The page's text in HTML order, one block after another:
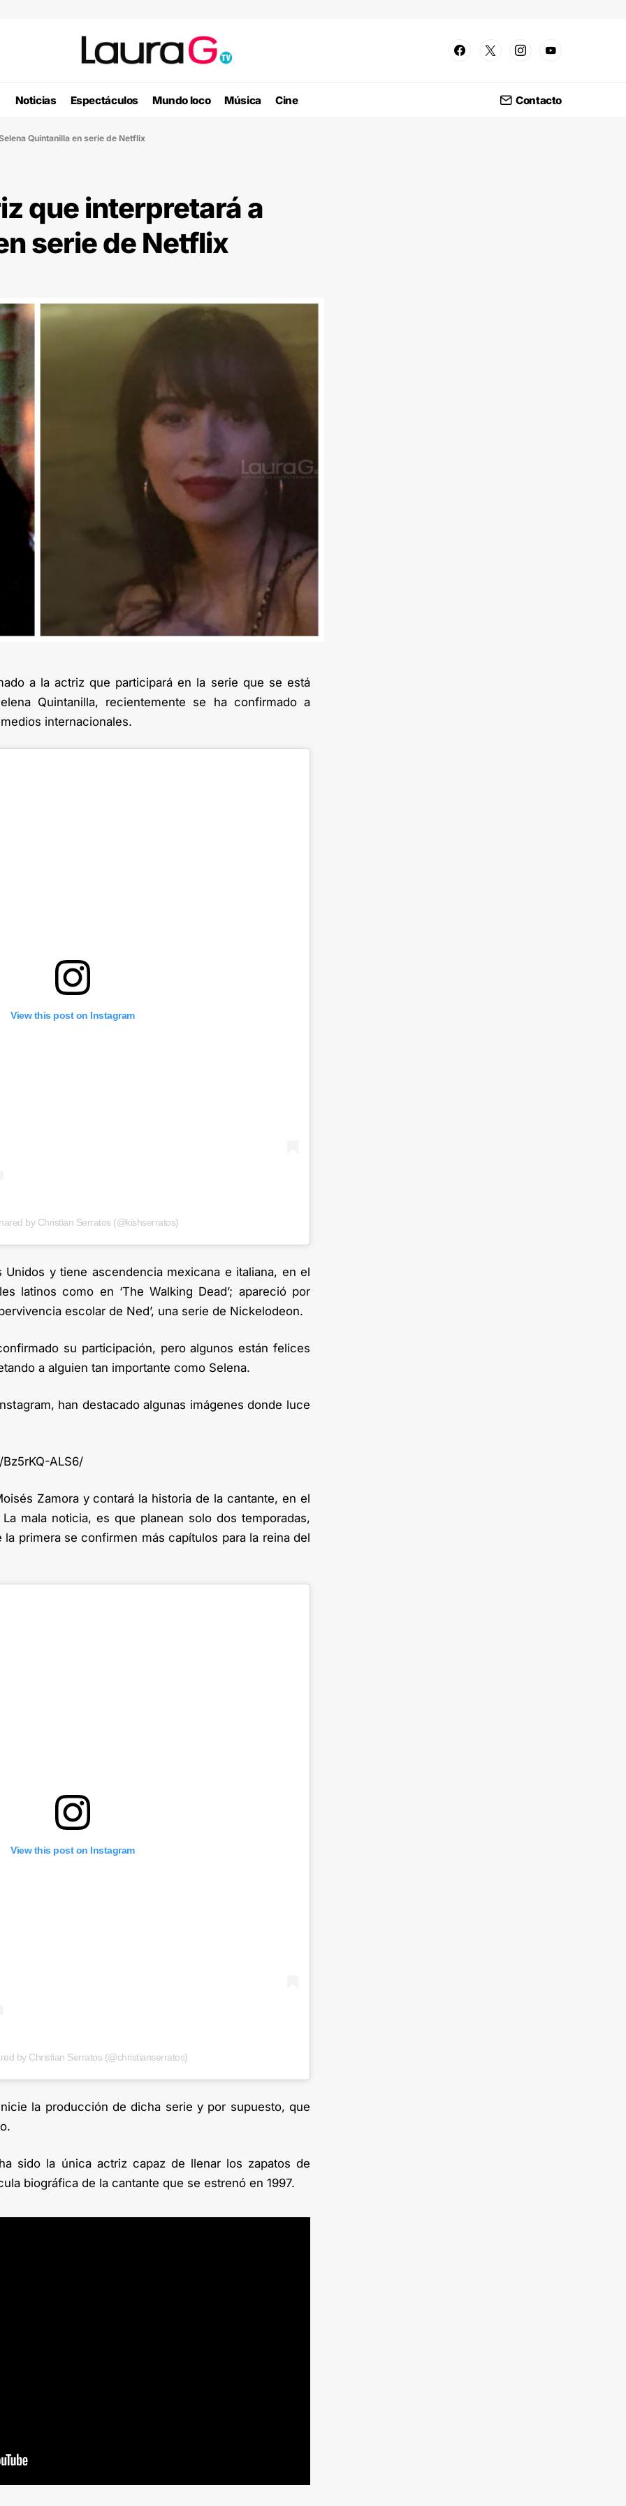
Noticias Espectáculos Mundo loco Música Cine Contacto
Quintanilla en serie de Netflix
que interpretará a
serie de Netflix
a la actriz que participará en la serie que se está
Quintanilla, recientemente se ha confirmado a
internacionales.
View this post on Instagram
by Christian Serratos (@kishserratos)
Unidos y tiene ascendencia mexicana e italiana, en el
latinos como en ‘The Walking Dead’; apareció por
escolar de Ned’, una serie de Nickelodeon.
su participación, pero algunos están felices
a alguien tan importante como Selena.
han destacado algunas imágenes donde luce
ALS6/
Zamora y contará la historia de la cantante, en el
mala noticia, es que planean solo dos temporadas,
primera se confirmen más capítulos para la reina del
View this post on Instagram
by Christian Serratos (@christianserratos)
la producción de dicha serie y por supuesto, que
sido la única actriz capaz de llenar los zapatos de
biográfica de la cantante que se estrenó en 1997.